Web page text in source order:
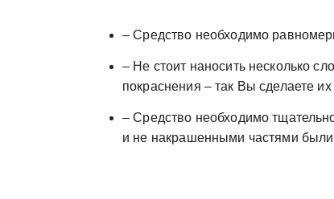
– Средство необходимо
– Не стоит наносить несколько
покраснения – так Вы сделаете
– Средство необходимо
и не накрашенными частями